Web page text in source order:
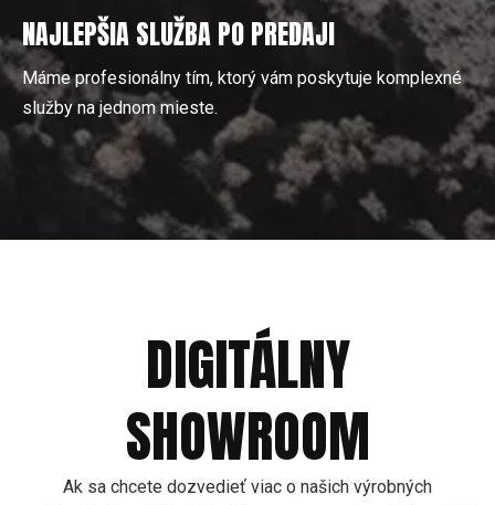
NAJLEPŠIA SLUŽBA PO PREDAJI
Máme profesionálny tím, ktorý vám poskytuje komplexné
služby na jednom mieste.
DIGITÁLNY
SHOWROOM
Ak sa chcete dozvedieť viac o našich výrobných